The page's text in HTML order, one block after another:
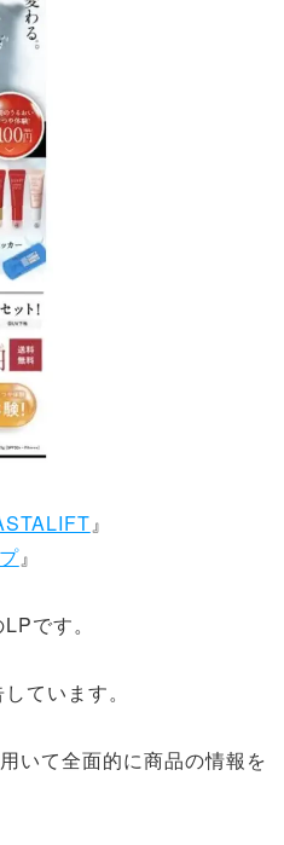
』
』
です。
ています。
いて全面的に商品の情報を